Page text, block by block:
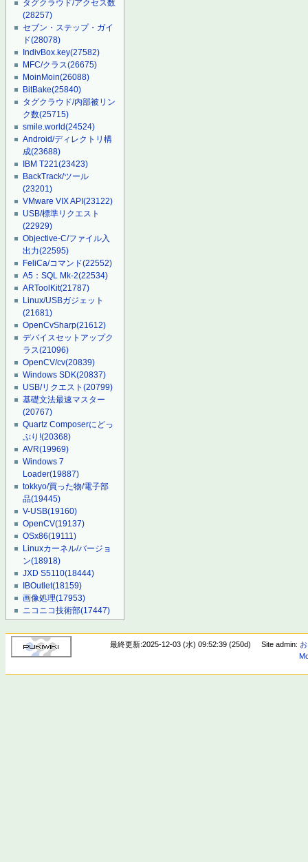
タグクラウド/アクセス数
(28257)
セブン・ステップ・ガイ
ド(28078)
IndivBox.key(27582)
MFC/クラス(26675)
MoinMoin(26088)
BitBake(25840)
タグクラウド/内部被リン
ク数(25715)
smile.world(24524)
Android/ディレクトリ構
成(23688)
IBM T221(23423)
BackTrack/ツール
(23201)
VMware VIX API(23122)
USB/標準リクエスト
(22929)
Objective-C/ファイル入
出力(22595)
FeliCa/コマンド(22552)
A5：SQL Mk-2(22534)
ARToolKit(21787)
Linux/USBガジェット
(21681)
OpenCvSharp(21612)
デバイスセットアップク
ラス(21096)
OpenCV/cv(20839)
Windows SDK(20837)
USB/リクエスト(20799)
基礎文法最速マスター
(20767)
Quartz Composerにどっ
ぷり!(20368)
AVR(19969)
Windows 7
Loader(19887)
tokkyo/買った物/電子部
品(19445)
V-USB(19160)
OpenCV(19137)
OSx86(19111)
Linuxカーネル/バージョ
ン(18918)
JXD S5110(18444)
IBOutlet(18159)
画像処理(17953)
ニコニコ技術部(17447)
最終更新:2025-12-03 (水) 09:52:39 (250d) Site admin: